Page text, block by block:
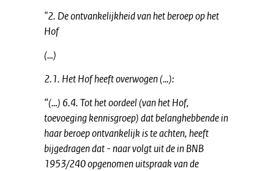
"2. De ontvankelijkheid van het beroep op het
Hof
(…)
2.1. Het Hof heeft overwogen (…):
“(…) 6.4. Tot het oordeel (van het Hof,
toevoeging kennisgroep) dat belanghebbende in
haar beroep ontvankelijk is te achten, heeft
bijgedragen dat - naar volgt uit de in BNB
1953/240 opgenomen uitspraak van de